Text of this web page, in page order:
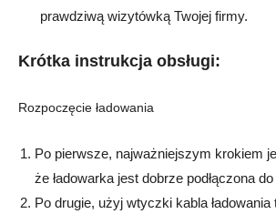
prawdziwą wizytówką Twojej firmy.
Krótka instrukcja obsługi:
Rozpoczęcie ładowania
Po pierwsze, najważniejszym krokiem
że ładowarka jest dobrze podłączona
Po drugie, użyj wtyczki kabla ładowania